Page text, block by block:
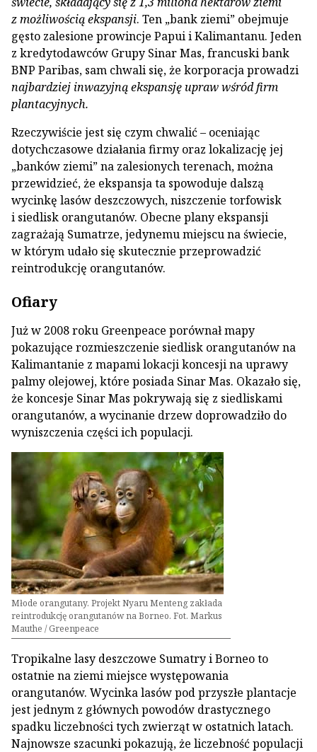
z możliwością ekspansji. Ten „bank ziemi” obejmuje
gęsto zalesione prowincje Papui i Kalimantanu. Jeden
z kredytodawców Grupy Sinar Mas, francuski bank
BNP Paribas, sam chwali się, że korporacja prowadzi
najbardziej inwazyjną ekspansję upraw wśród firm
plantacyjnych.
Rzeczywiście jest się czym chwalić – oceniając
dotychczasowe działania firmy oraz lokalizację jej
„banków ziemi” na zalesionych terenach, można
przewidzieć, że ekspansja ta spowoduje dalszą
wycinkę lasów deszczowych, niszczenie torfowisk
i siedlisk orangutanów. Obecne plany ekspansji
zagrażają Sumatrze, jedynemu miejscu na świecie,
w którym udało się skutecznie przeprowadzić
reintrodukcję orangutanów.
Ofiary
Już w 2008 roku Greenpeace porównał mapy
pokazujące rozmieszczenie siedlisk orangutanów na
Kalimantanie z mapami lokacji koncesji na uprawy
palmy olejowej, które posiada Sinar Mas. Okazało się,
że koncesje Sinar Mas pokrywają się z siedliskami
orangutanów, a wycinanie drzew doprowadziło do
wyniszczenia części ich populacji.
Młode orangutany. Projekt Nyaru Menteng zakłada
reintrodukcję orangutanów na Borneo. Fot. Markus
Mauthe / Greenpeace
Tropikalne lasy deszczowe Sumatry i Borneo to
ostatnie na ziemi miejsce występowania
orangutanów. Wycinka lasów pod przyszłe plantacje
jest jednym z głównych powodów drastycznego
spadku liczebności tych zwierząt w ostatnich latach.
Najnowsze szacunki pokazują, że liczebność populacji